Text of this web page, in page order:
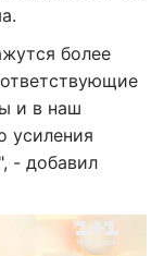
более
и в наш
усиления
- добавил